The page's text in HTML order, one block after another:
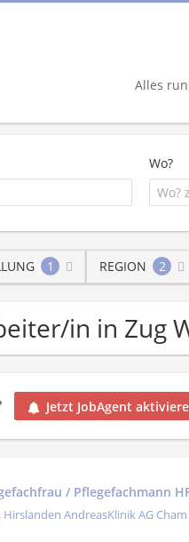
Alles
Wo?
1 REGION 2
in in Zug
Jetzt JobAgent
/ Pflegefachmann
Hirslanden AndreasKlinik AG